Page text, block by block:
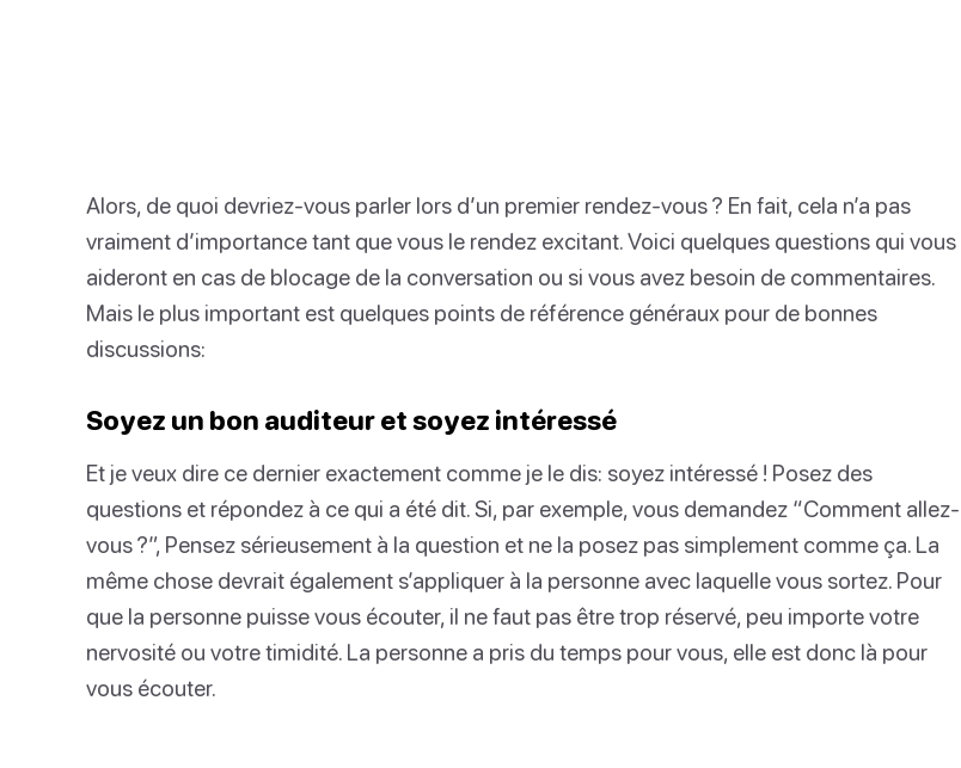
Alors, de quoi devriez-vous parler lors d’un premier rendez-vous ? En fait, cela n’a pas
vraiment d’importance tant que vous le rendez excitant. Voici quelques questions qui vous
aideront en cas de blocage de la conversation ou si vous avez besoin de commentaires.
Mais le plus important est quelques points de référence généraux pour de bonnes
discussions:
Soyez un bon auditeur et soyez intéressé
Et je veux dire ce dernier exactement comme je le dis: soyez intéressé ! Posez des
questions et répondez à ce qui a été dit. Si, par exemple, vous demandez “Comment allez-
vous ?”, Pensez sérieusement à la question et ne la posez pas simplement comme ça. La
même chose devrait également s’appliquer à la personne avec laquelle vous sortez. Pour
que la personne puisse vous écouter, il ne faut pas être trop réservé, peu importe votre
nervosité ou votre timidité. La personne a pris du temps pour vous, elle est donc là pour
vous écouter.